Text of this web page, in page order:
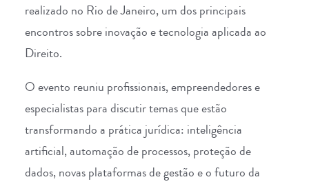
realizado no Rio de Janeiro, um dos principais
encontros sobre inovação e tecnologia aplicada ao
Direito.
O evento reuniu profissionais, empreendedores e
especialistas para discutir temas que estão
transformando a prática jurídica: inteligência
artificial, automação de processos, proteção de
dados, novas plataformas de gestão e o futuro da